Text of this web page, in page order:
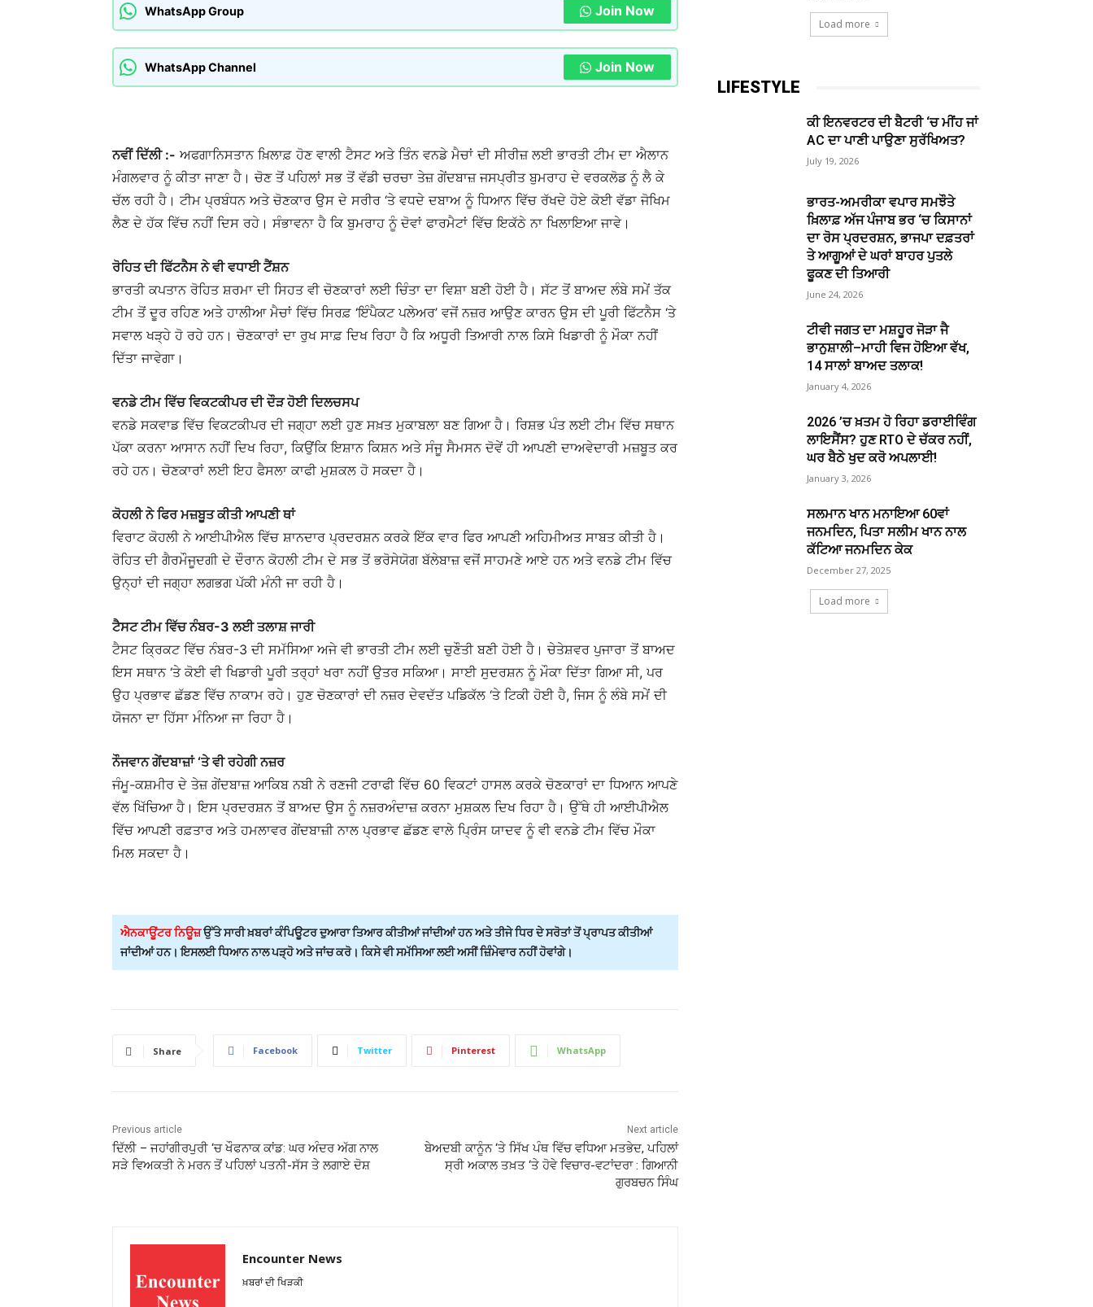
WhatsApp Group Join Now
WhatsApp Channel Join Now
ਨਵੀਂ ਦਿੱਲੀ :- ਅਫਗਾਨਿਸਤਾਨ ਖ਼ਿਲਾਫ਼ ਹੋਣ ਵਾਲੀ ਟੈਸਟ ਅਤੇ ਤਿੰਨ ਵਨਡੇ ਮੈਚਾਂ ਦੀ ਸੀਰੀਜ਼ ਲਈ ਭਾਰਤੀ ਟੀਮ ਦਾ ਐਲਾਨ
ਮੰਗਲਵਾਰ ਨੂੰ ਕੀਤਾ ਜਾਣਾ ਹੈ। ਚੋਣ ਤੋਂ ਪਹਿਲਾਂ ਸਭ ਤੋਂ ਵੱਡੀ ਚਰਚਾ ਤੇਜ਼ ਗੇਂਦਬਾਜ਼ ਜਸਪ੍ਰੀਤ ਬੁਮਰਾਹ ਦੇ ਵਰਕਲੋਡ ਨੂੰ ਲੈ ਕੇ
ਚੱਲ ਰਹੀ ਹੈ। ਟੀਮ ਪ੍ਰਬੰਧਨ ਅਤੇ ਚੋਣਕਾਰ ਉਸ ਦੇ ਸਰੀਰ ‘ਤੇ ਵਧਦੇ ਦਬਾਅ ਨੂੰ ਧਿਆਨ ਵਿੱਚ ਰੱਖਦੇ ਹੋਏ ਕੋਈ ਵੱਡਾ ਜੋਖਿਮ
ਲੈਣ ਦੇ ਹੱਕ ਵਿੱਚ ਨਹੀਂ ਦਿਸ ਰਹੇ। ਸੰਭਾਵਨਾ ਹੈ ਕਿ ਬੁਮਰਾਹ ਨੂੰ ਦੋਵਾਂ ਫਾਰਮੈਟਾਂ ਵਿੱਚ ਇਕੱਠੇ ਨਾ ਖਿਲਾਇਆ ਜਾਵੇ।
ਰੋਹਿਤ ਦੀ ਫਿੱਟਨੈਸ ਨੇ ਵੀ ਵਧਾਈ ਟੈਂਸ਼ਨ
ਭਾਰਤੀ ਕਪਤਾਨ ਰੋਹਿਤ ਸ਼ਰਮਾ ਦੀ ਸਿਹਤ ਵੀ ਚੋਣਕਾਰਾਂ ਲਈ ਚਿੰਤਾ ਦਾ ਵਿਸ਼ਾ ਬਣੀ ਹੋਈ ਹੈ। ਸੱਟ ਤੋਂ ਬਾਅਦ ਲੰਬੇ ਸਮੇਂ ਤੱਕ
ਟੀਮ ਤੋਂ ਦੂਰ ਰਹਿਣ ਅਤੇ ਹਾਲੀਆ ਮੈਚਾਂ ਵਿੱਚ ਸਿਰਫ਼ ‘ਇੰਪੈਕਟ ਪਲੇਅਰ’ ਵਜੋਂ ਨਜ਼ਰ ਆਉਣ ਕਾਰਨ ਉਸ ਦੀ ਪੂਰੀ ਫਿੱਟਨੈਸ ‘ਤੇ
ਸਵਾਲ ਖੜ੍ਹੇ ਹੋ ਰਹੇ ਹਨ। ਚੋਣਕਾਰਾਂ ਦਾ ਰੁਖ ਸਾਫ਼ ਦਿਖ ਰਿਹਾ ਹੈ ਕਿ ਅਧੂਰੀ ਤਿਆਰੀ ਨਾਲ ਕਿਸੇ ਖਿਡਾਰੀ ਨੂੰ ਮੌਕਾ ਨਹੀਂ
ਦਿੱਤਾ ਜਾਵੇਗਾ।
ਵਨਡੇ ਟੀਮ ਵਿੱਚ ਵਿਕਟਕੀਪਰ ਦੀ ਦੌੜ ਹੋਈ ਦਿਲਚਸਪ
ਵਨਡੇ ਸਕਵਾਡ ਵਿੱਚ ਵਿਕਟਕੀਪਰ ਦੀ ਜਗ੍ਹਾ ਲਈ ਹੁਣ ਸਖ਼ਤ ਮੁਕਾਬਲਾ ਬਣ ਗਿਆ ਹੈ। ਰਿਸ਼ਭ ਪੰਤ ਲਈ ਟੀਮ ਵਿੱਚ ਸਥਾਨ
ਪੱਕਾ ਕਰਨਾ ਆਸਾਨ ਨਹੀਂ ਦਿਖ ਰਿਹਾ, ਕਿਉਂਕਿ ਇਸ਼ਾਨ ਕਿਸ਼ਨ ਅਤੇ ਸੰਜੂ ਸੈਮਸਨ ਦੋਵੇਂ ਹੀ ਆਪਣੀ ਦਾਅਵੇਦਾਰੀ ਮਜ਼ਬੂਤ ਕਰ
ਰਹੇ ਹਨ। ਚੋਣਕਾਰਾਂ ਲਈ ਇਹ ਫੈਸਲਾ ਕਾਫੀ ਮੁਸ਼ਕਲ ਹੋ ਸਕਦਾ ਹੈ।
ਕੋਹਲੀ ਨੇ ਫਿਰ ਮਜ਼ਬੂਤ ਕੀਤੀ ਆਪਣੀ ਥਾਂ
ਵਿਰਾਟ ਕੋਹਲੀ ਨੇ ਆਈਪੀਐਲ ਵਿੱਚ ਸ਼ਾਨਦਾਰ ਪ੍ਰਦਰਸ਼ਨ ਕਰਕੇ ਇੱਕ ਵਾਰ ਫਿਰ ਆਪਣੀ ਅਹਿਮੀਅਤ ਸਾਬਤ ਕੀਤੀ ਹੈ।
ਰੋਹਿਤ ਦੀ ਗੈਰਮੌਜੂਦਗੀ ਦੇ ਦੌਰਾਨ ਕੋਹਲੀ ਟੀਮ ਦੇ ਸਭ ਤੋਂ ਭਰੋਸੇਯੋਗ ਬੱਲੇਬਾਜ਼ ਵਜੋਂ ਸਾਹਮਣੇ ਆਏ ਹਨ ਅਤੇ ਵਨਡੇ ਟੀਮ ਵਿੱਚ
ਉਨ੍ਹਾਂ ਦੀ ਜਗ੍ਹਾ ਲਗਭਗ ਪੱਕੀ ਮੰਨੀ ਜਾ ਰਹੀ ਹੈ।
ਟੈਸਟ ਟੀਮ ਵਿੱਚ ਨੰਬਰ-3 ਲਈ ਤਲਾਸ਼ ਜਾਰੀ
ਟੈਸਟ ਕ੍ਰਿਕਟ ਵਿੱਚ ਨੰਬਰ-3 ਦੀ ਸਮੱਸਿਆ ਅਜੇ ਵੀ ਭਾਰਤੀ ਟੀਮ ਲਈ ਚੁਣੌਤੀ ਬਣੀ ਹੋਈ ਹੈ। ਚੇਤੇਸ਼ਵਰ ਪੁਜਾਰਾ ਤੋਂ ਬਾਅਦ
ਇਸ ਸਥਾਨ ‘ਤੇ ਕੋਈ ਵੀ ਖਿਡਾਰੀ ਪੂਰੀ ਤਰ੍ਹਾਂ ਖਰਾ ਨਹੀਂ ਉਤਰ ਸਕਿਆ। ਸਾਈ ਸੁਦਰਸ਼ਨ ਨੂੰ ਮੌਕਾ ਦਿੱਤਾ ਗਿਆ ਸੀ, ਪਰ
ਉਹ ਪ੍ਰਭਾਵ ਛੱਡਣ ਵਿੱਚ ਨਾਕਾਮ ਰਹੇ। ਹੁਣ ਚੋਣਕਾਰਾਂ ਦੀ ਨਜ਼ਰ ਦੇਵਦੱਤ ਪਡਿਕੱਲ ‘ਤੇ ਟਿਕੀ ਹੋਈ ਹੈ, ਜਿਸ ਨੂੰ ਲੰਬੇ ਸਮੇਂ ਦੀ
ਯੋਜਨਾ ਦਾ ਹਿੱਸਾ ਮੰਨਿਆ ਜਾ ਰਿਹਾ ਹੈ।
ਨੌਜਵਾਨ ਗੇਂਦਬਾਜ਼ਾਂ ‘ਤੇ ਵੀ ਰਹੇਗੀ ਨਜ਼ਰ
ਜੰਮੂ-ਕਸ਼ਮੀਰ ਦੇ ਤੇਜ਼ ਗੇਂਦਬਾਜ਼ ਆਕਿਬ ਨਬੀ ਨੇ ਰਣਜੀ ਟਰਾਫੀ ਵਿੱਚ 60 ਵਿਕਟਾਂ ਹਾਸਲ ਕਰਕੇ ਚੋਣਕਾਰਾਂ ਦਾ ਧਿਆਨ ਆਪਣੇ
ਵੱਲ ਖਿੱਚਿਆ ਹੈ। ਇਸ ਪ੍ਰਦਰਸ਼ਨ ਤੋਂ ਬਾਅਦ ਉਸ ਨੂੰ ਨਜ਼ਰਅੰਦਾਜ਼ ਕਰਨਾ ਮੁਸ਼ਕਲ ਦਿਖ ਰਿਹਾ ਹੈ। ਉੱਥੇ ਹੀ ਆਈਪੀਐਲ
ਵਿੱਚ ਆਪਣੀ ਰਫ਼ਤਾਰ ਅਤੇ ਹਮਲਾਵਰ ਗੇਂਦਬਾਜ਼ੀ ਨਾਲ ਪ੍ਰਭਾਵ ਛੱਡਣ ਵਾਲੇ ਪ੍ਰਿੰਸ ਯਾਦਵ ਨੂੰ ਵੀ ਵਨਡੇ ਟੀਮ ਵਿੱਚ ਮੌਕਾ
ਮਿਲ ਸਕਦਾ ਹੈ।
ਐਨਕਾਊਂਟਰ ਨਿਊਜ਼ਉੱਤੇ ਸਾਰੀ ਖ਼ਬਰਾਂ ਕੰਪਿਊਟਰ ਦੁਆਰਾ ਤਿਆਰ ਕੀਤੀਆਂ ਜਾਂਦੀਆਂ ਹਨ ਅਤੇ ਤੀਜੇ ਧਿਰ ਦੇ ਸਰੋਤਾਂ ਤੋਂ ਪ੍ਰਾਪਤ ਕੀਤੀਆਂ
ਜਾਂਦੀਆਂ ਹਨ। ਇਸਲਈ ਧਿਆਨ ਨਾਲ ਪੜ੍ਹੋ ਅਤੇ ਜਾਂਚ ਕਰੋ। ਕਿਸੇ ਵੀ ਸਮੱਸਿਆ ਲਈ ਅਸੀਂ ਜ਼ਿੰਮੇਵਾਰ ਨਹੀਂ ਹੋਵਾਂਗੇ।
Share Facebook Twitter Pinterest WhatsApp
Previous article
ਦਿੱਲੀ – ਜਹਾਂਗੀਰਪੁਰੀ ‘ਚ ਖੌਫਨਾਕ ਕਾਂਡ: ਘਰ ਅੰਦਰ ਅੱਗ ਨਾਲ
ਸੜੇ ਵਿਅਕਤੀ ਨੇ ਮਰਨ ਤੋਂ ਪਹਿਲਾਂ ਪਤਨੀ-ਸੱਸ ਤੇ ਲਗਾਏ ਦੋਸ਼
Next article
ਬੇਅਦਬੀ ਕਾਨੂੰਨ ‘ਤੇ ਸਿੱਖ ਪੰਥ ਵਿੱਚ ਵਧਿਆ ਮਤਭੇਦ, ਪਹਿਲਾਂ
ਸ੍ਰੀ ਅਕਾਲ ਤਖ਼ਤ ‘ਤੇ ਹੋਵੇ ਵਿਚਾਰ-ਵਟਾਂਦਰਾ : ਗਿਆਨੀ
ਗੁਰਬਚਨ ਸਿੰਘ
Encounter News
ਖ਼ਬਰਾਂ ਦੀ ਖਿੜਕੀ
Load more
LIFESTYLE
ਕੀ ਇਨਵਰਟਰ ਦੀ ਬੈਟਰੀ ‘ਚ ਮੀਂਹ ਜਾਂ
AC ਦਾ ਪਾਣੀ ਪਾਉਣਾ ਸੁਰੱਖਿਅਤ?
July 19, 2026
ਭਾਰਤ-ਅਮਰੀਕਾ ਵਪਾਰ ਸਮਝੌਤੇ
ਖ਼ਿਲਾਫ਼ ਅੱਜ ਪੰਜਾਬ ਭਰ ‘ਚ ਕਿਸਾਨਾਂ
ਦਾ ਰੋਸ ਪ੍ਰਦਰਸ਼ਨ, ਭਾਜਪਾ ਦਫ਼ਤਰਾਂ
ਤੇ ਆਗੂਆਂ ਦੇ ਘਰਾਂ ਬਾਹਰ ਪੁਤਲੇ
ਫੂਕਣ ਦੀ ਤਿਆਰੀ
June 24, 2026
ਟੀਵੀ ਜਗਤ ਦਾ ਮਸ਼ਹੂਰ ਜੋੜਾ ਜੈ
ਭਾਨੁਸ਼ਾਲੀ–ਮਾਹੀ ਵਿਜ ਹੋਇਆ ਵੱਖ,
14 ਸਾਲਾਂ ਬਾਅਦ ਤਲਾਕ!
January 4, 2026
2026 ’ਚ ਖ਼ਤਮ ਹੋ ਰਿਹਾ ਡਰਾਈਵਿੰਗ
ਲਾਇਸੈਂਸ? ਹੁਣ RTO ਦੇ ਚੱਕਰ ਨਹੀਂ,
ਘਰ ਬੈਠੇ ਖੁਦ ਕਰੋ ਅਪਲਾਈ!
January 3, 2026
ਸਲਮਾਨ ਖਾਨ ਮਨਾਇਆ 60ਵਾਂ
ਜਨਮਦਿਨ, ਪਿਤਾ ਸਲੀਮ ਖਾਨ ਨਾਲ
ਕੱਟਿਆ ਜਨਮਦਿਨ ਕੇਕ
December 27, 2025
Load more